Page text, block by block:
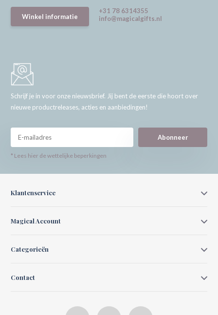
Winkel informatie
+31 78 6314355
info@magicalgifts.nl
Schrijf je in voor onze nieuwsbrief. Jij bent de eerste die hoort over
nieuwe productreleases, acties en aanbiedingen!
Abonneer
* Lees hier de wettelijke beperkingen
Klantenservice
Magical Account
Categorieën
Contact